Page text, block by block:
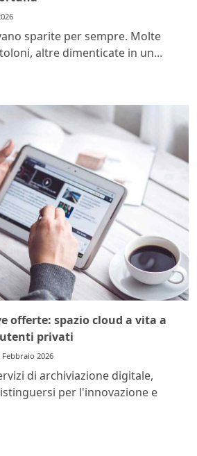
sparite per sempre. Molte
altre dimenticate in un...
offerte: spazio cloud a vita a
privati
Febbraio 2026
di archiviazione digitale,
per l'innovazione e